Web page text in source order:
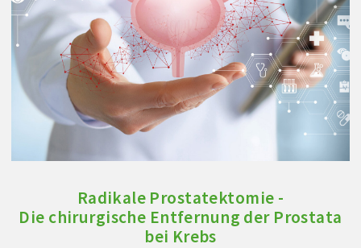
Radikale Prostatektomie -
Die chirurgische Entfernung der Prostata
bei Krebs